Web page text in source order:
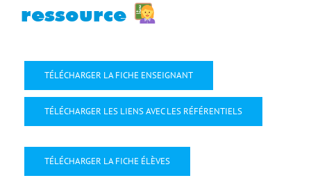
ressource
TÉLÉCHARGER LA FICHE ENSEIGNANT
TÉLÉCHARGER LES LIENS AVEC LES RÉFÉRENTIELS
TÉLÉCHARGER LA FICHE ÉLÈVES